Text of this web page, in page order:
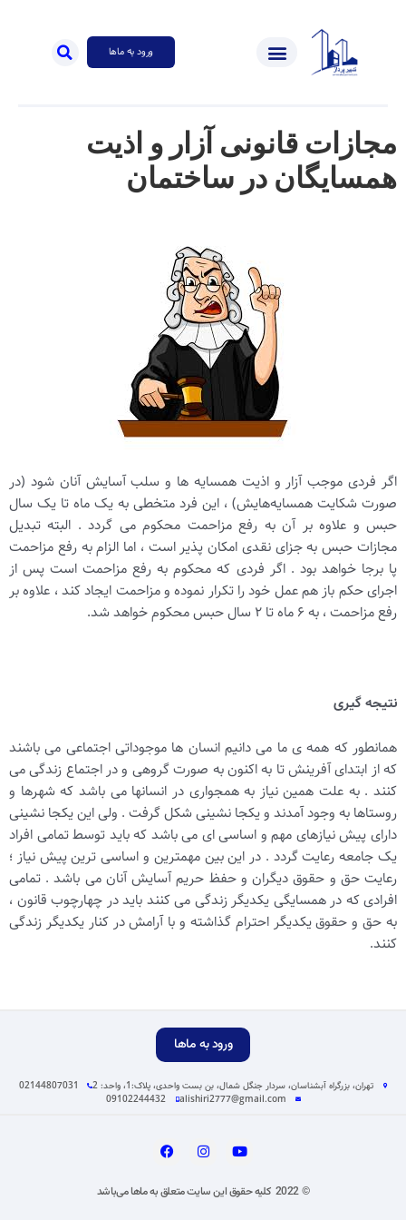
ورود به ماها
مجازات قانونی آزار و اذیت
همسایگان در ساختمان
اگر فردی موجب آزار و اذیت همسایه ها و سلب آسایش آنان شود (در
صورت شکایت همسایه‌هایش) ، این فرد متخطی به یک ماه تا یک سال
حبس و علاوه بر آن به رفع مزاحمت محکوم می‌ گردد . البته تبدیل
مجازات حبس به جزای نقدی امکان پذیر است ، اما الزام به رفع مزاحمت
پا برجا خواهد بود . اگر فردی که محکوم به رفع مزاحمت است پس از
اجرای حکم باز هم عمل خود را تکرار نموده و مزاحمت ایجاد کند ، علاوه بر
رفع مزاحمت ، به ۶ ماه تا ۲ سال حبس محکوم خواهد شد.
نتیجه گیری
همانطور که همه ی ما می دانیم انسان ها موجوداتی اجتماعی می باشند
که از ابتدای آفرینش تا به اکنون به صورت گروهی و در اجتماع زندگی می
کنند . به علت همین نیاز به همجواری در انسانها می باشد که شهرها و
روستاها به وجود آمدند و یکجا نشینی شکل گرفت . ولی این یکجا نشینی
دارای پیش نیازهای مهم و اساسی ای می باشد که باید توسط تمامی افراد
یک جامعه رعایت گردد . در این بین مهمترین و اساسی ترین پیش نیاز ؛
رعایت حق و حقوق دیگران و حفظ حریم آسایش آنان می باشد . تمامی
افرادی که در همسایگی یکدیگر زندگی می کنند باید در چهارچوب قانون ،
به حق و حقوق یکدیگر احترام گذاشته و با آرامش در کنار یکدیگر زندگی
کنند.
تهران، بزرگراه آبشناسان، سردار جنگل شمال، بن بست واحدی، پلاک:1، واحد: 2
02144807031
alishiri2777@gmail.com
09102244432
ورود به ماها
© 2022 کلیه حقوق این سایت متعلق به ماها می‌باشد